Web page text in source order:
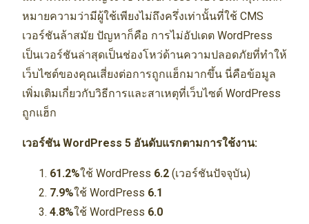
หมายความว่ามีผู้ใช้เพียงไม่ถึงครึ่งเท่านั้นที่ใช้ CMS
เวอร์ชันล้าสมัย ปัญหาก็คือ การไม่อัปเดต WordPress
เป็นเวอร์ชันล่าสุดเป็นช่องโหว่ด้านความปลอดภัยที่ทำให้
เว็บไซต์ของคุณเสี่ยงต่อการถูกแฮ็กมากขึ้น นี่คือข้อมูล
เพิ่มเติมเกี่ยวกับวิธีการและสาเหตุที่เว็บไซต์ WordPress
ถูกแฮ็ก
เวอร์ชัน WordPress 5 อันดับแรกตามการใช้งาน:
61.2%ใช้ WordPress 6.2(เวอร์ชันปัจจุบัน)
7.9%ใช้ WordPress 6.1
4.8%ใช้ WordPress 6.0